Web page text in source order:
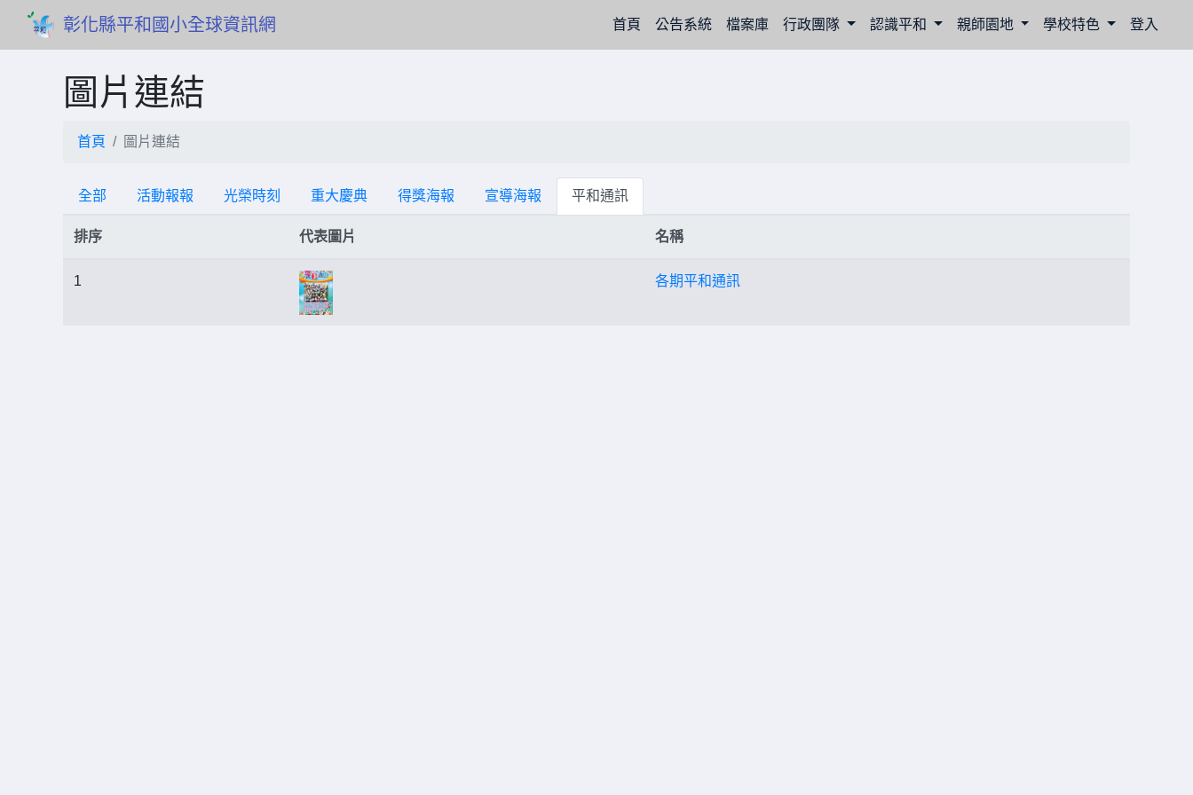
彰化縣平和國小全球資訊網 首頁 (current)
公告系統 檔案庫 行政團隊 認識平和 親師園地 學校特色 登入
圖片連結
首頁 圖片連結
全部 活動報報 光榮時刻 重大慶典 得獎海報 宣導海報 平和通訊
排序 代表圖片 名稱
1 各期平和通訊